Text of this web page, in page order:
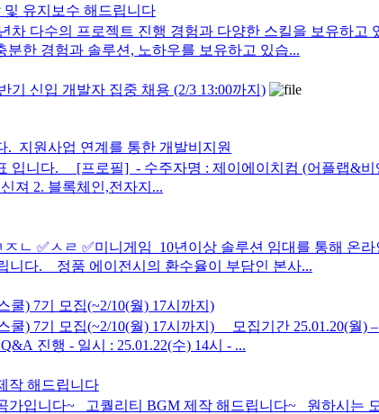
유지보수 해드립니다
차 다수의 프로젝트 진행 경험과 다양한 스킬을 보유하
분한 경험과 솔루션, 노하우를 보유하고 있습...
기 신입 개발자 집중 채용 (2/3 13:00까지)
._지원사업 연계를 통한 개발비지원
입니다. [프로필] ​ - 수주자명 : 제이에이치컴 (어플랩&
져 2. 블록체인,전자지...
ㄴ ✅ㅅㄹ ✅미니게임 10년이상 솔루션 임대를 통해 온
니다. 정품 에이전시의 환수율이 부담인 본사...
쿨) 7기 모집(~2/10(월) 17시까지)
쿨) 7기 모집(~2/10(월) 17시까지) 모집기간 25.01.20(월
진행 - 일시 : 25.01.22(수) 14시 - ...
작 해드립니다
가입니다~ 고퀄리티 BGM 제작 해드립니다~ 원하시는